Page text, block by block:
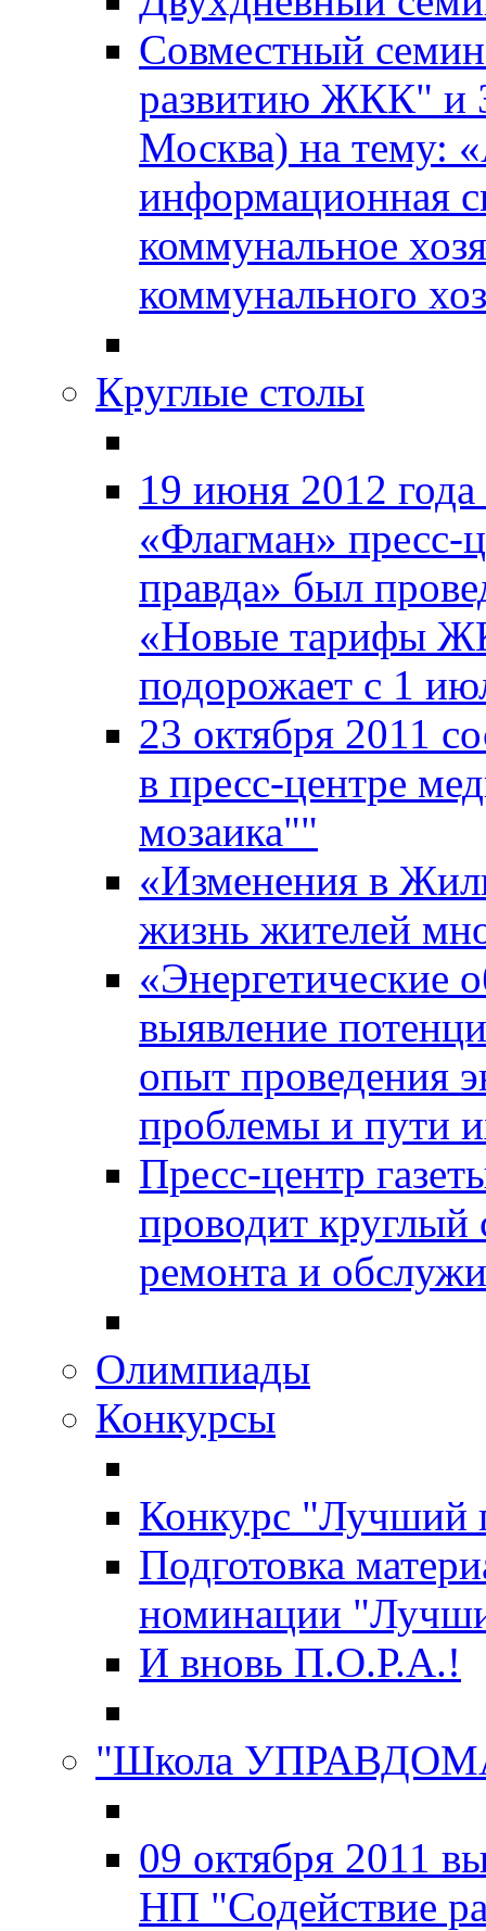
Совместный
развитию ЖКК"
Москва) на тему:
информационная
коммунальное
коммунального
Круглые столы
19 июня 2012
«Флагман» пресс-
правда» был
«Новые тарифы
подорожает с 1
23 октября 2011
в пресс-центре
мозаика""
«Изменения в
жизнь жителей
«Энергетические
выявление
опыт проведения
проблемы и пути
Пресс-центр
проводит
ремонта и
Олимпиады
Конкурсы
Конкурс "Лучший
Подготовка
номинации
И вновь П.О.Р.А.!
"Школа
09 октября 2011
НП "Содействие